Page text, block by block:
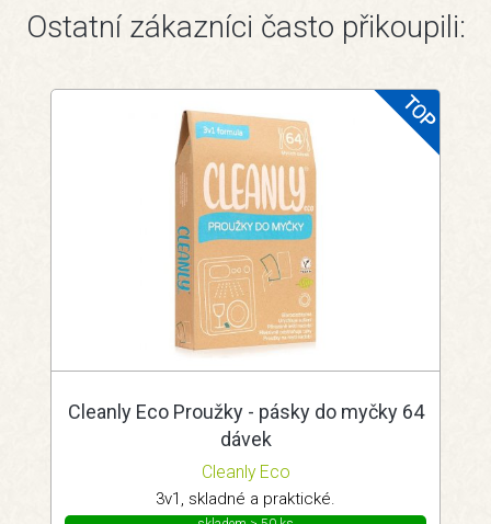
Ostatní zákazníci často přikoupili:
Cleanly Eco Proužky - pásky do myčky 64
dávek
Cleanly Eco
3v1, skladné a praktické.